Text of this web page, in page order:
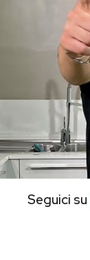
Seguici su